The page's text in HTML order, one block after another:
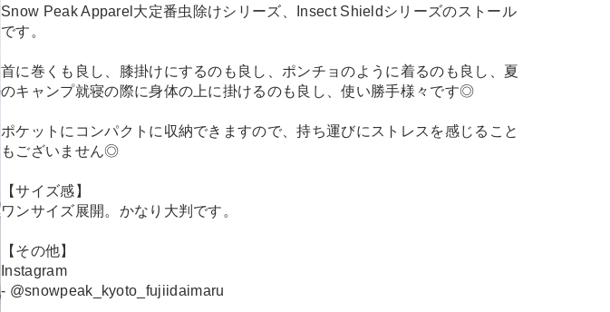
Snow Peak Apparel大定番虫除けシリーズ、Insect Shieldシリーズのストール
です。
首に巻くも良し、膝掛けにするのも良し、ポンチョのように着るのも良し、夏
のキャンプ就寝の際に身体の上に掛けるのも良し、使い勝手様々です◎
ポケットにコンパクトに収納できますので、持ち運びにストレスを感じること
もございません◎
【サイズ感】
ワンサイズ展開。かなり大判です。
【その他】
Instagram
- @snowpeak_kyoto_fujiidaimaru